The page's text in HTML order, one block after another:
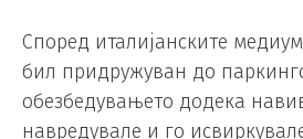
Според италијанските
бил придружуван до
обезбедувањето додека
навредувале и го